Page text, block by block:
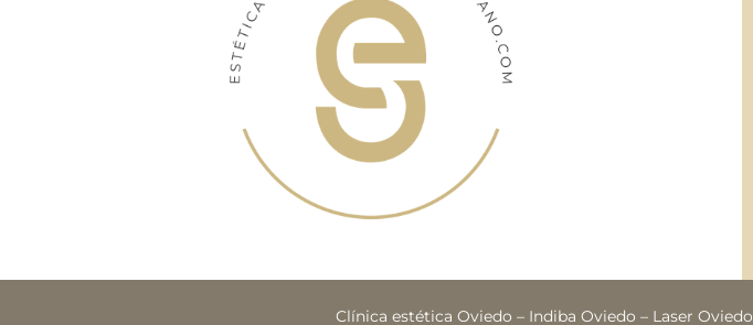
Clínica estética Oviedo – Indiba Oviedo – Laser Oviedo